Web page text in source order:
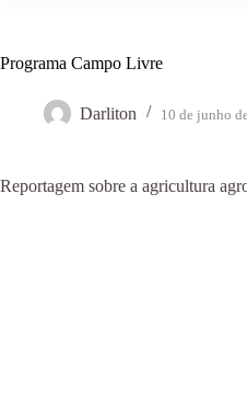
Programa Campo Livre
Darliton 10 de junho
Reportagem sobre a agricultura